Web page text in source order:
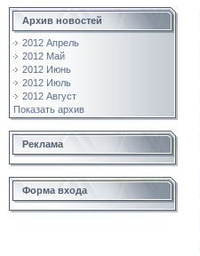
Архив новостей
2012 Апрель
2012 Май
2012 Июнь
2012 Июль
2012 Август
Показать архив
Реклама
Форма входа